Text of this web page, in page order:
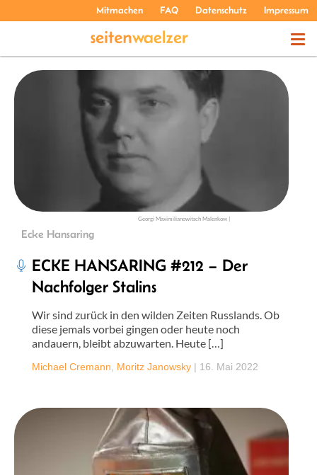
Mitmachen FAQ Datenschutz Impressum
Georgi Maximilianowitsch Malenkow |
Ecke Hansaring
ECKE HANSARING #212 – Der
Nachfolger Stalins
Wir sind zurück in den wilden Zeiten Russlands. Ob
diese jemals vorbei gingen oder heute noch
andauern, bleibt abzuwarten. Heute […]
Michael Cremann Moritz Janowsky | 16. Mai 2022